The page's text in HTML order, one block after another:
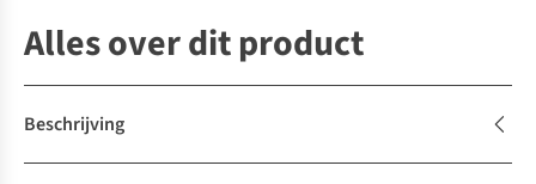
Alles over dit product
Beschrijving